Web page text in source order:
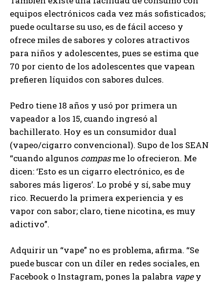
equipos electrónicos cada vez más sofisticados;
puede ocultarse su uso, es de fácil acceso y
ofrece miles de sabores y colores atractivos
para niños y adolescentes, pues se estima que
70 por ciento de los adolescentes que vapean
prefieren líquidos con sabores dulces.
Pedro tiene 18 años y usó por primera un
vapeador a los 15, cuando ingresó al
bachillerato. Hoy es un consumidor dual
(vapeo/cigarro convencional). Supo de los SEAN
“cuando algunos compasme lo ofrecieron. Me
dicen: ‘Esto es un cigarro electrónico, es de
sabores más ligeros’. Lo probé y sí, sabe muy
rico. Recuerdo la primera experiencia y es
vapor con sabor; claro, tiene nicotina, es muy
adictivo”.
Adquirir un “vape” no es problema, afirma. “Se
puede buscar con un díler en redes sociales, en
Facebook o Instagram, pones la palabra vapey